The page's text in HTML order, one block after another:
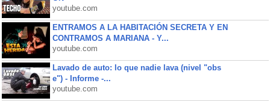
youtube.com
ENTRAMOS A LA HABITACIÓN SECRETA Y EN
CONTRAMOS A MARIANA - Y...
youtube.com
Lavado de auto: lo que nadie lava (nivel "obs
e") - Informe -...
youtube.com